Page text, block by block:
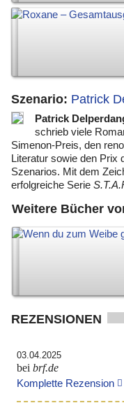
Neu!
Szenario: Patrick
Patrick
schrieb viele
Simenon-Preis, den
Literatur sowie den Prix
Szenarios. Mit dem
erfolgreiche Serie
Weitere Bücher
REZENSIONEN
03.04.2025
bei brf.de
Komplette Rezension